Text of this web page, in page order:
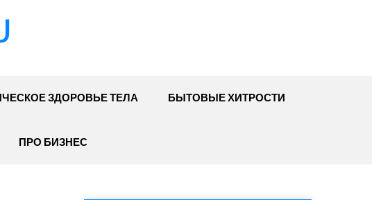
ЗДОРОВЬЕ ТЕЛА БЫТОВЫЕ ХИТРОСТИ
ПРО БИЗНЕС